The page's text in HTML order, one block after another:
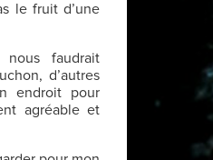
le fruit d’une
faudrait
d’autres
endroit pour
agréable et